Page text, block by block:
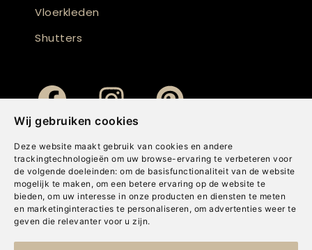
Wij gebruiken cookies
Deze website maakt gebruik van cookies en andere
trackingtechnologieën om uw browse-ervaring te verbeteren voor
de volgende doeleinden: om de basisfunctionaliteit van de website
mogelijk te maken , om een betere ervaring op de website te
bieden, om uw interesse in onze producten en diensten te meten
en marketinginteracties te personaliseren , om advertenties weer te
geven die relevanter voor u zijn.
Vloerkleden
Shutters